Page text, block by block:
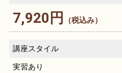
7,920円 （税込み）
講座スタイル
実習あり